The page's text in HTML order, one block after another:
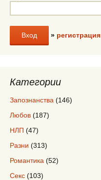
» регистрация
Категории
Запознанства (146)
Любов (187)
НЛП (47)
Разни (313)
Романтика (52)
Секс (103)